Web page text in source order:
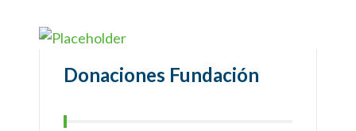
Donaciones Fundación